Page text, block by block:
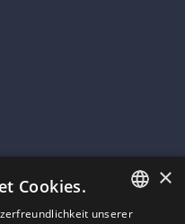
×
Cookies.
unserer